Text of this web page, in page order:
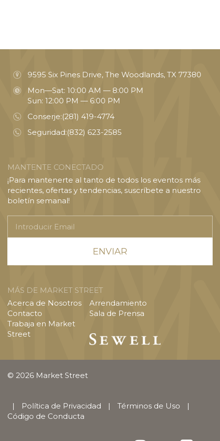
9595 Six Pines Drive, The Woodlands, TX 77380
Mon—Sat: 10:00 AM — 8:00 PM
Sun: 12:00 PM — 6:00 PM
Conserje:(281) 419-4774
Seguridad:(832) 623-2585
MANTENTE CONECTADO
¡Para mantenerte al tanto de todos los eventos más
recientes, ofertas y tendencias, suscríbete a nuestro
boletín semanal!
Email
MÁS DE MARKET STREET
Acerca de Nosotros
Contacto
Trabaja en Market
Street
Arrendamiento
Sala de Prensa
© 2026 Market Street
| Política de Privacidad | Términos de Uso
|
Código de Conducta